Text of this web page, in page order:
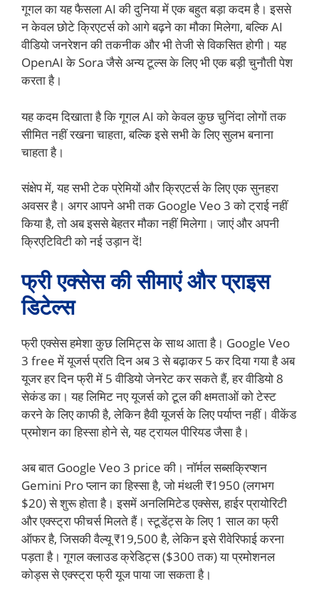
गूगल का यह फैसला AI की दुनिया में एक बहुत बड़ा कदम है। इससे
न केवल छोटे क्रिएटर्स को आगे बढ़ने का मौका मिलेगा, बल्कि AI
वीडियो जनरेशन की तकनीक और भी तेजी से विकसित होगी। यह
OpenAI के Sora जैसे अन्य टूल्स के लिए भी एक बड़ी चुनौती पेश
करता है।
यह कदम दिखाता है कि गूगल AI को केवल कुछ चुनिंदा लोगों तक
सीमित नहीं रखना चाहता, बल्कि इसे सभी के लिए सुलभ बनाना
चाहता है।
संक्षेप में, यह सभी टेक प्रेमियों और क्रिएटर्स के लिए एक सुनहरा
अवसर है। अगर आपने अभी तक Google Veo 3 को ट्राई नहीं
किया है, तो अब इससे बेहतर मौका नहीं मिलेगा। जाएं और अपनी
क्रिएटिविटी को नई उड़ान दें!
फ्री एक्सेस की सीमाएं और प्राइस
डिटेल्स
फ्री एक्सेस हमेशा कुछ लिमिट्स के साथ आता है। Google Veo
3 free में यूजर्स प्रति दिन अब 3 से बढ़ाकर 5 कर दिया गया है अब
यूजर हर दिन फ्री में 5 वीडियो जेनरेट कर सकते हैं, हर वीडियो 8
सेकंड का। यह लिमिट नए यूजर्स को टूल की क्षमताओं को टेस्ट
करने के लिए काफी है, लेकिन हैवी यूजर्स के लिए पर्याप्त नहीं। वीकेंड
प्रमोशन का हिस्सा होने से, यह ट्रायल पीरियड जैसा है।
अब बात Google Veo 3 price की। नॉर्मल सब्सक्रिप्शन
Gemini Pro प्लान का हिस्सा है, जो मंथली ₹1950 (लगभग
$20) से शुरू होता है। इसमें अनलिमिटेड एक्सेस, हाईर प्रायोरिटी
और एक्स्ट्रा फीचर्स मिलते हैं। स्टूडेंट्स के लिए 1 साल का फ्री
ऑफर है, जिसकी वैल्यू ₹19,500 है, लेकिन इसे रीवेरिफाई करना
पड़ता है। गूगल क्लाउड क्रेडिट्स ($300 तक) या प्रमोशनल
कोड्स से एक्स्ट्रा फ्री यूज पाया जा सकता है।